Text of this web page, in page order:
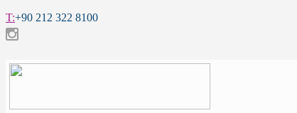
T:+90 212 322 8100